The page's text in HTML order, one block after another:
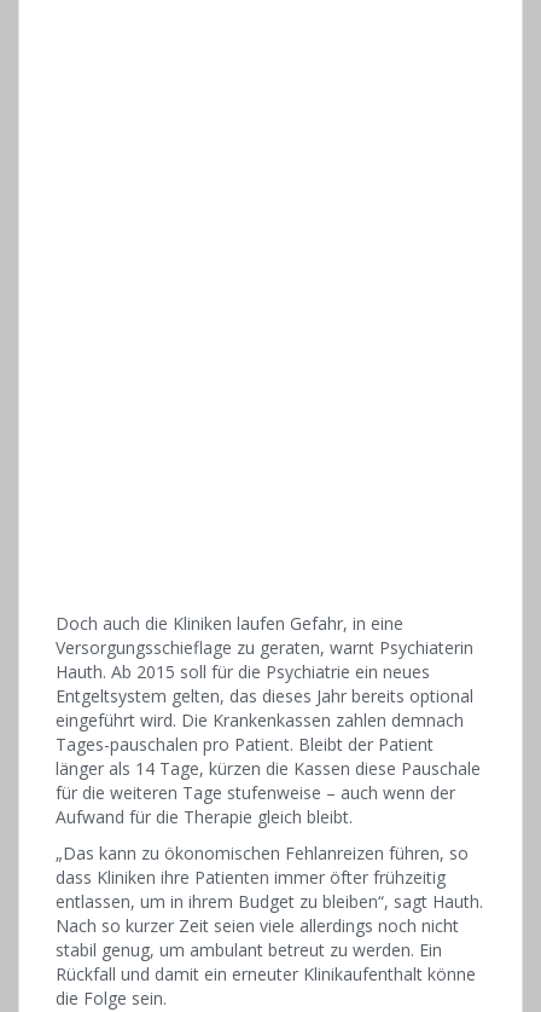
Doch auch die Kliniken laufen Gefahr, in eine
Versorgungsschieflage zu geraten, warnt Psychiaterin
Hauth. Ab 2015 soll für die Psychiatrie ein neues
Entgeltsystem gelten, das dieses Jahr bereits optional
eingeführt wird. Die Krankenkassen zahlen demnach
Tages-pauschalen pro Patient. Bleibt der Patient
länger als 14 Tage, kürzen die Kassen diese Pauschale
für die weiteren Tage stufenweise – auch wenn der
Aufwand für die Therapie gleich bleibt.
„Das kann zu ökonomischen Fehlanreizen führen, so
dass Kliniken ihre Patienten immer öfter frühzeitig
entlassen, um in ihrem Budget zu bleiben“, sagt Hauth.
Nach so kurzer Zeit seien viele allerdings noch nicht
stabil genug, um ambulant betreut zu werden. Ein
Rückfall und damit ein erneuter Klinikaufenthalt könne
die Folge sein.